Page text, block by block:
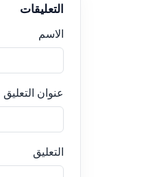
التعليقات
الاسم
عنوان التعليق
التعليق